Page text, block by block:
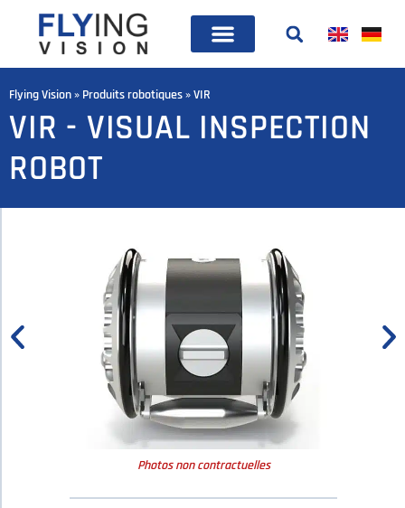
Flying Vision» Produits robotiques»VIR
VIR - VISUAL INSPECTION
ROBOT
Photos non contractuelles